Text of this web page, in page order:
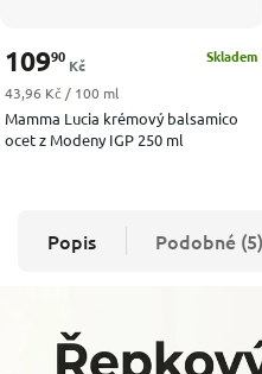
Mamma Lucia krémový balsamico
ocet z Modeny IGP 250 ml
Skladem
10990
Kč
Měrná cena:
43,96 Kč / 100 ml
Popis Podobné (5)